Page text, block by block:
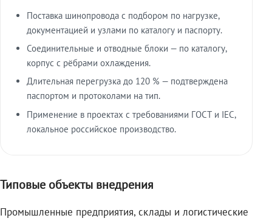
Поставка шинопровода с подбором по нагрузке,
документацией и узлами по каталогу и паспорту.
Соединительные и отводные блоки — по каталогу,
корпус с рёбрами охлаждения.
Длительная перегрузка до 120 % — подтверждена
паспортом и протоколами на тип.
Применение в проектах с требованиями ГОСТ и IEC,
локальное российское производство.
Типовые объекты внедрения
Промышленные предприятия, склады и логистические